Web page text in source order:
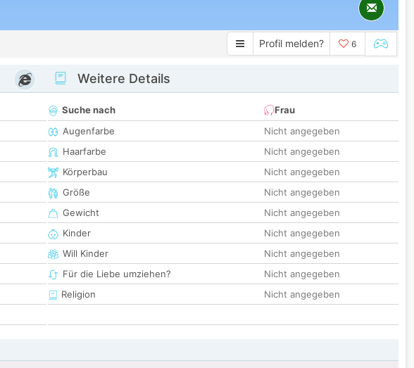
Profil melden? 6
Weitere Details
Suche nach
Frau
Augenfarbe
Nicht angegeben
Haarfarbe
Nicht angegeben
Körperbau
Nicht angegeben
Größe
Nicht angegeben
Gewicht
Nicht angegeben
Kinder
Nicht angegeben
Will Kinder
Nicht angegeben
Für die Liebe umziehen?
Nicht angegeben
Religion
Nicht angegeben